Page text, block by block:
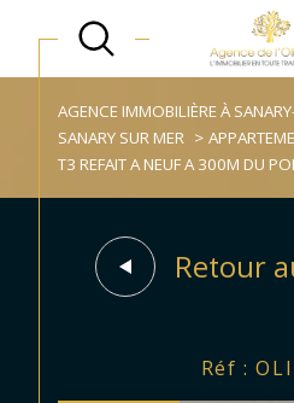
AGENCE IMMOBILIÈRE À
SANARY SUR MER
T3 REFAIT A NEUF A 300M DU
Retour
Réf :